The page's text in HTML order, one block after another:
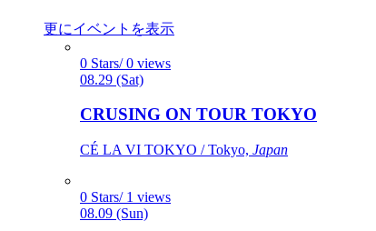
更にイベントを表示
0 Stars/ 0 views
08.29 (Sat)
CRUSING ON TOUR TOKYO
CÉ LA VI TOKYO / Tokyo, Japan
0 Stars/ 1 views
08.09 (Sun)